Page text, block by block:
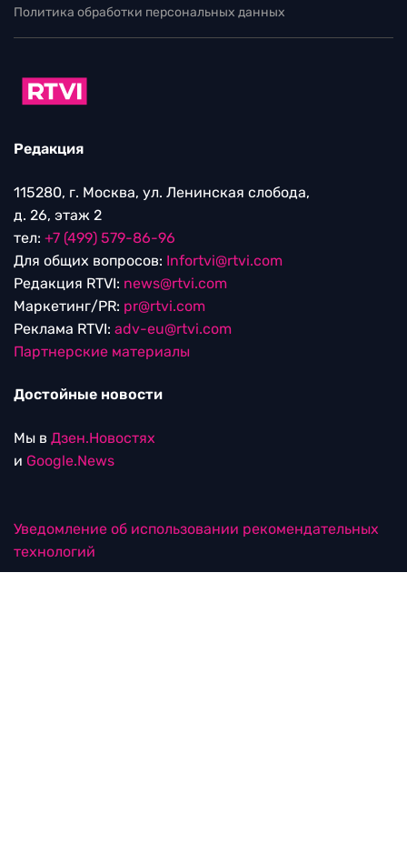
Политика обработки персональных данных
Редакция
115280, г. Москва, ул. Ленинская слобода,
д. 26, этаж 2
тел: +7 (499) 579-86-96
Для общих вопросов: Infortvi@rtvi.com
Редакция RTVI: news@rtvi.com
Маркетинг/PR: pr@rtvi.com
Реклама RTVI: adv-eu@rtvi.com
Партнерские материалы
Достойные новости
Мы в Дзен.Новостях
и Google.News
Уведомление об использовании рекомендательных
технологий